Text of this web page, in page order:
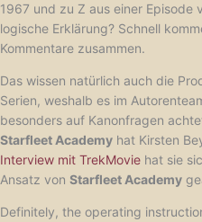
1967 und zu Z aus einer Episode
logische Erklärung? Schnell
Kommentare zusammen.
Das wissen natürlich auch die
Serien, weshalb es im
besonders auf Kanonfragen
Starfleet Academy hat Kirsten
Interview mit TrekMovie hat sie
Ansatz von Starfleet Academy
Definitely, the operating